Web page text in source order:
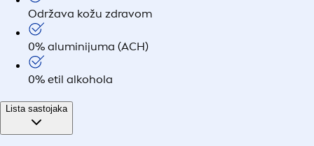
Održava kožu zdravom
0% aluminijuma (ACH)
0% etil alkohola
Lista sastojaka